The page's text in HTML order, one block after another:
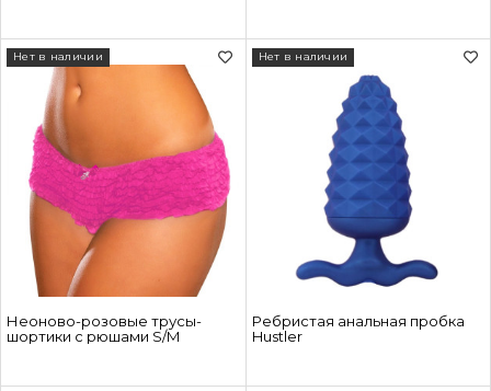
Неоново-розовые трусы-
шортики с рюшами S/M
Нет в наличии
Ребристая анальная пробка
Hustler
Нет в наличии